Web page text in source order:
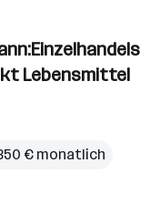
Lebensmittel
€ monatlich